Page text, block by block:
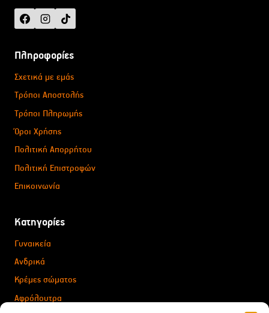
Πληροφορίες
Σχετικά με εμάς
Τρόποι Αποστολής
Τρόποι Πληρωμής
Όροι Χρήσης
Πολιτική Απορρήτου
Πολιτική Επιστροφών
Επικοινωνία
Κατηγορίες
Γυναικεία
Ανδρικά
Κρέμες σώματος
Αφρόλουτρα